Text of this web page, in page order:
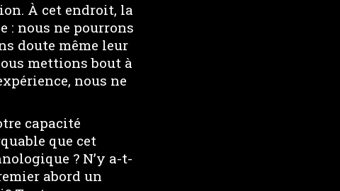
À cet endroit, la
nous ne pourrons
doute même leur
mettions bout à
nous ne
capacité
que cet
? N’y a-t-
abord un